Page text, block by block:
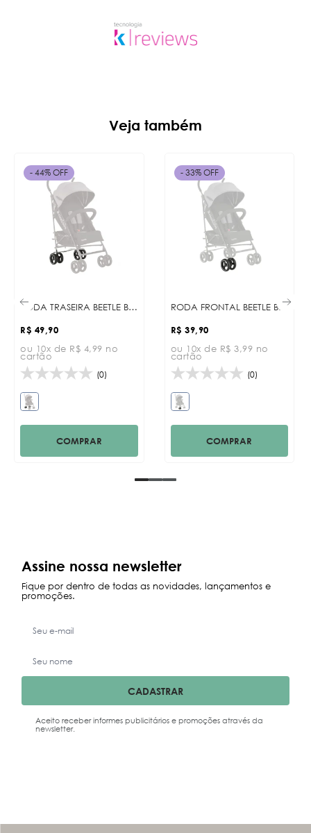
Veja também
RODA TRASEIRA BEETLE BLACK
R$ 49,90
ou 10x de R$ 4,99 no
cartão
- 44% OFF
(0)
COMPRAR
RODA FRONTAL BEETLE BLACK
R$ 39,90
ou 10x de R$ 3,99 no
cartão
- 33% OFF
(0)
COMPRAR
Assine nossa newsletter
Fique por dentro de todas as novidades, lançamentos e
promoções.
CADASTRAR
Aceito receber informes publicitários e promoções através da
newsletter.